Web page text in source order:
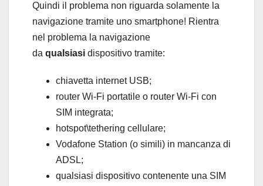
Quindi il problema non riguarda solamente la
navigazione tramite uno smartphone! Rientra
nel problema la navigazione
da qualsiasi dispositivo tramite:
chiavetta internet USB;
router Wi-Fi portatile o router Wi-Fi con
SIM integrata;
hotspot\tethering cellulare;
Vodafone Station (o simili) in mancanza di
ADSL;
qualsiasi dispositivo contenente una SIM